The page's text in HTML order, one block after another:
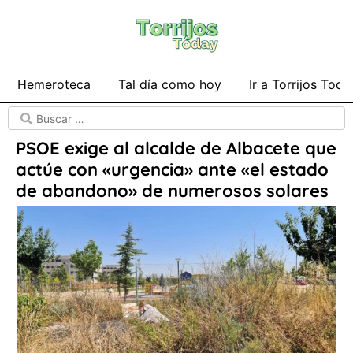
Hemeroteca Tal día como hoy Ir a Torrijos
PSOE exige al alcalde de Albacete que
actúe con «urgencia» ante «el estado
de abandono» de numerosos solares